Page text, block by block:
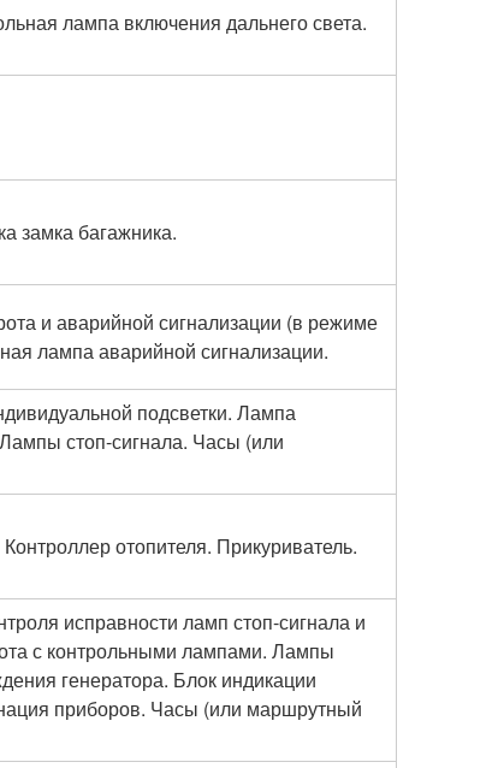
лампа включения дальнего света.
замка багажника.
и аварийной сигнализации (в режиме
лампа аварийной сигнализации.
подсветки. Лампа
стоп-сигнала. Часы (или
отопителя. Прикуриватель.
исправности ламп стоп-сигнала и
с контрольными лампами. Лампы
генератора. Блок индикации
приборов. Часы (или маршрутный